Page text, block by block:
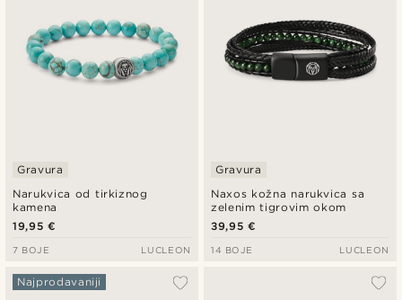
Narukvica od tirkiznog
kamena
Gravura
19,95 €
7 BOJE LUCLEON
Naxos kožna narukvica sa
zelenim tigrovim okom
Gravura
39,95 €
14 BOJE LUCLEON
Najprodavaniji